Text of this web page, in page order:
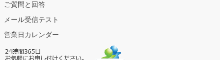
ご質問と回答
メール受信テスト
営業日カレンダー